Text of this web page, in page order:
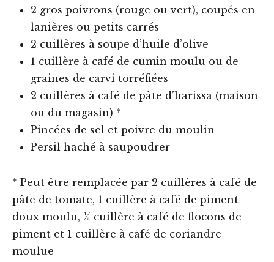
2 gros poivrons (rouge ou vert), coupés en
lanières ou petits carrés
2 cuillères à soupe d’huile d’olive
1 cuillère à café de cumin moulu ou de
graines de carvi torréfiées
2 cuillères à café de pâte d’harissa (maison
ou du magasin) *
Pincées de sel et poivre du moulin
Persil haché à saupoudrer
* Peut être remplacée par 2 cuillères à café de
pâte de tomate, 1 cuillère à café de piment
doux moulu, ½ cuillère à café de flocons de
piment et 1 cuillère à café de coriandre
moulue